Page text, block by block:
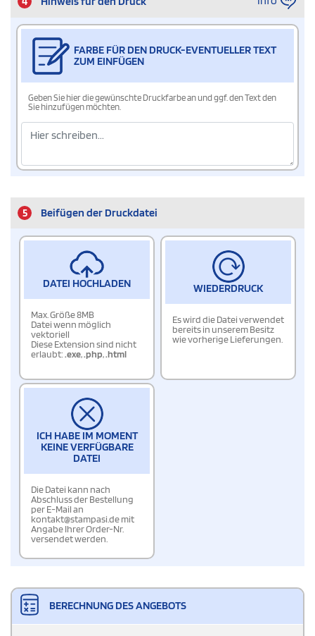
FARBE FÜR DEN DRUCK-EVENTUELLER TEXT
ZUM EINFÜGEN
Geben Sie hier die gewünschte Druckfarbe an und ggf. den Text den
Sie hinzufügen möchten.
5 Beifügen der Druckdatei
DATEI HOCHLADEN
Max. Größe 8MB
Datei wenn möglich
vektoriell
Diese Extension sind nicht
erlaubt:.exe,.php,.html
WIEDERDRUCK
Es wird die Datei verwendet
bereits in unserem Besitz
wie vorherige Lieferungen.
ICH HABE IM MOMENT
KEINE VERFÜGBARE
DATEI
Die Datei kann nach
Abschluss der Bestellung
per E-Mail an
kontakt@stampasi.de mit
Angabe Ihrer Order-Nr.
versendet werden.
BERECHNUNG DES ANGEBOTS